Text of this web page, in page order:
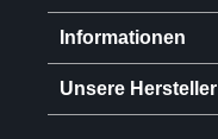
Informationen
Unsere Hersteller